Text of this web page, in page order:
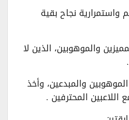
نجاح بقية
والموهوبين، الذين لا
والمبدعين، وأخذ
المحترفين .